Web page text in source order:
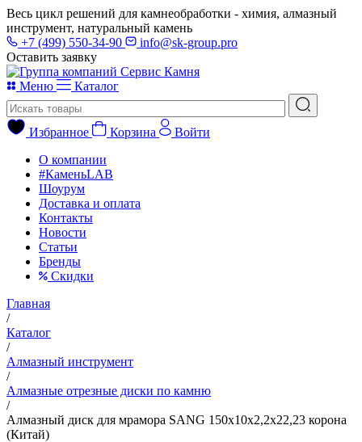
Весь цикл решений для камнеобработки - химия, алмазный
инструмент, натуральный камень
+7 (499) 550-34-90
info@sk-group.pro
Оставить заявку
Меню Каталог
Избранное Корзина
Войти
О компании
#КаменьLAB
Шоурум
Доставка и оплата
Контакты
Новости
Статьи
Бренды
Скидки
Главная
/
Каталог
/
Алмазный инструмент
/
Алмазные отрезные диски по камню
/
Алмазный диск для мрамора SANG 150x10x2,2x22,23 корона
(Китай)